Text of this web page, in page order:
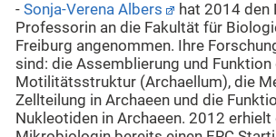
- Sonja-Verena Albers
hat 2014 den
Professorin an die Fakultät für
Freiburg angenommen. Ihre
sind: die Assemblierung und Funktion
Motilitätsstruktur (Archaellum), die
Zellteilung in Archaeen und die
Nukleotiden in Archaeen. 2012 erhielt